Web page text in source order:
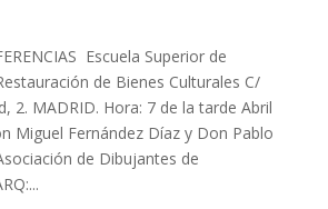
Escuela Superior de
de Bienes Culturales C/
2. MADRID. Hora: 7 de la tarde Abril
Miguel Fernández Díaz y Don Pablo
de Dibujantes de